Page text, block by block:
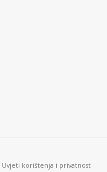
Uvjeti korištenja i privatnost